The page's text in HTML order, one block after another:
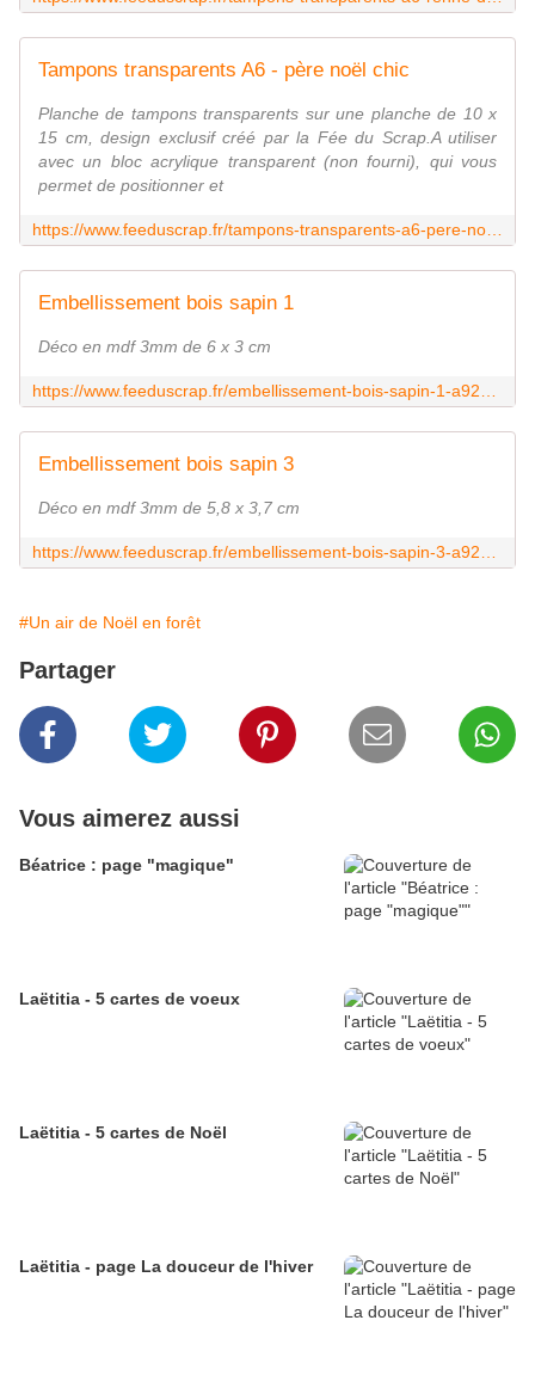
Tampons transparents A6 - père noël chic
Planche de tampons transparents sur une planche de 10 x
15 cm, design exclusif créé par la Fée du Scrap.A utiliser
avec un bloc acrylique transparent (non fourni), qui vous
permet de positionner et
Embellissement bois sapin 1
Déco en mdf 3mm de 6 x 3 cm
Embellissement bois sapin 3
Déco en mdf 3mm de 5,8 x 3,7 cm
#Un air de Noël en forêt
Partager
Vous aimerez aussi
Béatrice : page "magique"
Laëtitia - 5 cartes de voeux
Laëtitia - 5 cartes de Noël
Laëtitia - page La douceur de l'hiver